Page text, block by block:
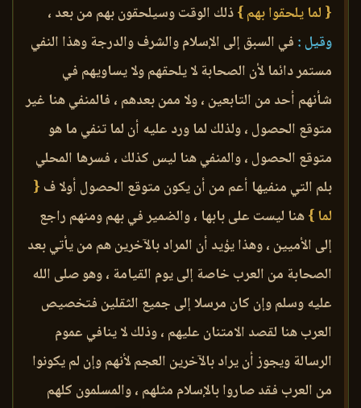
{ لما يلحقوا بهم }ذلك الوقت وسيلحقون بهم من بعد ،
وقيل : في السبق إلى الإسلام والشرف والدرجة وهذا النفي
مستمر دائما لأن الصحابة لا يلحقهم ولا يساويهم في
شأنهم أحد من التابعين ، ولا ممن بعدهم ، فالمنفي هنا غير
متوقع الحصول ، ولذلك لما ورد عليه أن لما تنفي ما هو
متوقع الحصول ، والمنفي هنا ليس كذلك ، فسرها المحلي
بلم التي منفيها أعم من أن يكون متوقع الحصول أولا ف {
لما }هنا ليست على بابها ، والضمير في بهم ومنهم راجع
إلى الأميين ، وهذا يؤيد أن المراد بالآخرين هم من يأتي بعد
الصحابة من العرب خاصة إلى يوم القيامة ، وهو صلى الله
عليه وسلم وإن كان مرسلا إلى جميع الثقلين فتخصيص
العرب هنا لقصد الامتنان عليهم ، وذلك لا ينافي عموم
الرسالة ويجوز أن يراد بالآخرين العجم لأنهم وإن لم يكونوا
من العرب فقد صاروا بالإسلام مثلهم ، والمسلمون كلهم